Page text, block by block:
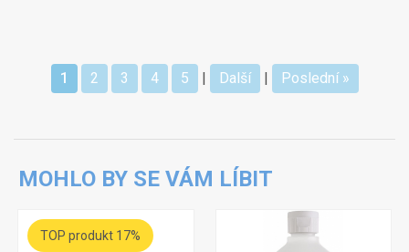
1 2 3 4 5 | Další | Poslední »
MOHLO BY SE VÁM LÍBIT
TOP produkt 17%